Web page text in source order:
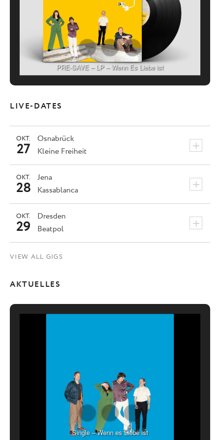
PRE-SAVE – LP – Wenn Es Liebe ist
LIVE-DATES
Osnabrück +
OKT.
27 Kleine Freiheit
Jena +
OKT.
28 Kassablanca
Dresden +
OKT.
29 Beatpol
VIEW ALL GIGS
AKTUELLES
Single – Wenn es Liebe ist